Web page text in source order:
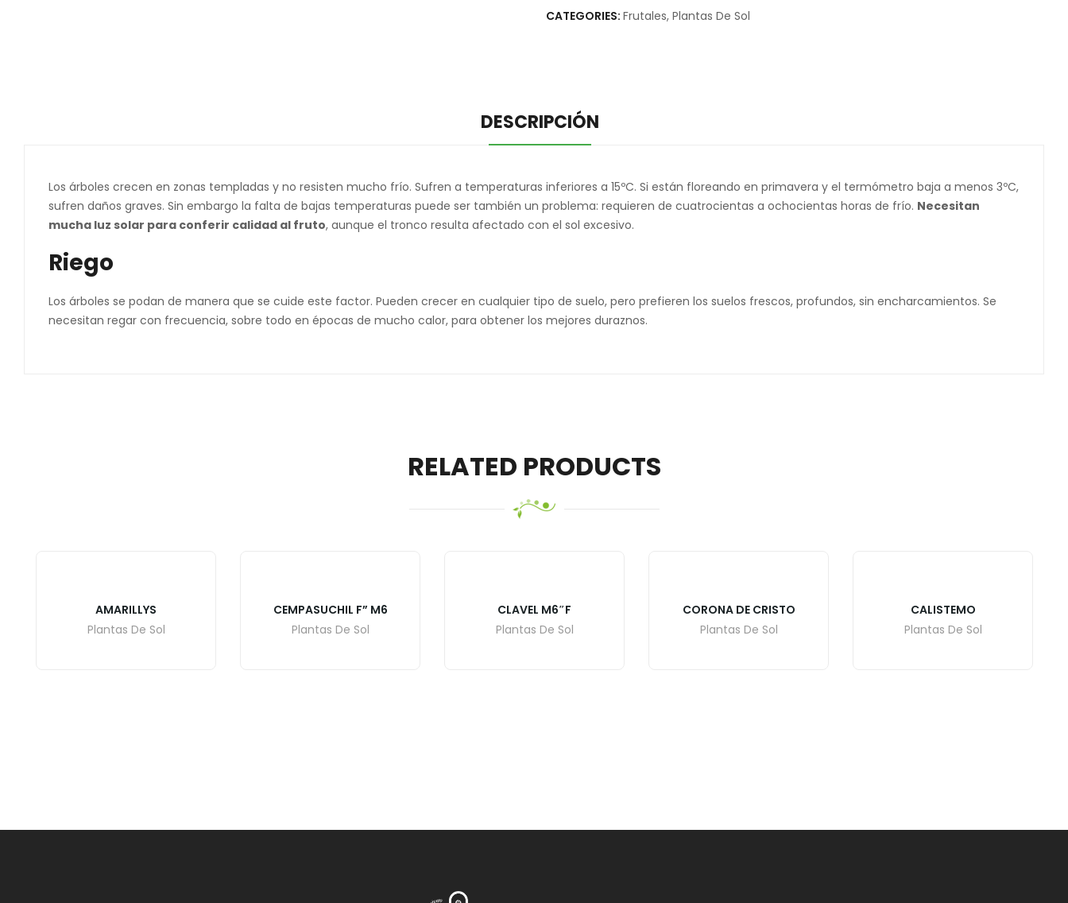
CATEGORIES: Frutales, Plantas De Sol
DESCRIPCIÓN
Los árboles crecen en zonas templadas y no resisten mucho frío. Sufren a temperaturas inferiores a 15ºC. Si están floreando en primavera y el termómetro baja a menos 3ºC,
sufren daños graves. Sin embargo la falta de bajas temperaturas puede ser también un problema: requieren de cuatrocientas a ochocientas horas de frío. Necesitan
mucha luz solar para conferir calidad al fruto, aunque el tronco resulta afectado con el sol excesivo.
Riego
Los árboles se podan de manera que se cuide este factor. Pueden crecer en cualquier tipo de suelo, pero prefieren los suelos frescos, profundos, sin encharcamientos. Se
necesitan regar con frecuencia, sobre todo en épocas de mucho calor, para obtener los mejores duraznos.
RELATED PRODUCTS
AMARILLYS
Plantas De Sol
CEMPASUCHIL F” M6
Plantas De Sol
CLAVEL M6″F
Plantas De Sol
CORONA DE CRISTO
Plantas De Sol
CALISTEMO
Plantas De Sol